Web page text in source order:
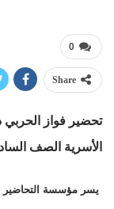
0
Share
تحضير فواز
الأسرية الصف السادس
يسر مؤسسة التحاضير